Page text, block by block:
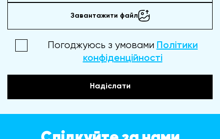
Завантажити файл
Погоджуюсь з умовами Політики
конфіденційності
Надіслати